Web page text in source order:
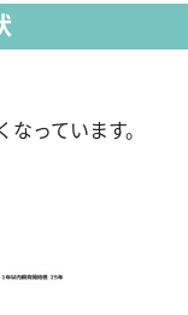
っています。